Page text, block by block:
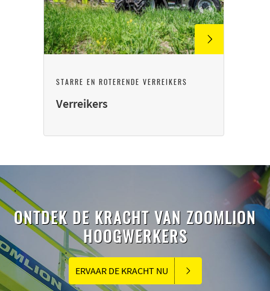
STARRE EN ROTERENDE VERREIKERS
Verreikers
ONTDEK DE KRACHT VAN ZOOMLION
HOOGWERKERS
ERVAAR DE KRACHT NU